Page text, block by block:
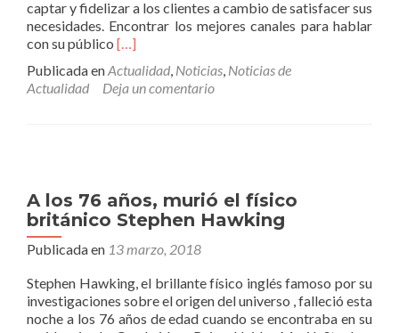
captar y fidelizar a los clientes a cambio de satisfacer sus
necesidades. Encontrar los mejores canales para hablar
con su público Leer
y
recursos
de
tu
[…]
Publicada enActualidad, Noticias, Noticias de
Actualidad
Deja un comentario
A los 76 años, murió el físico
británico Stephen Hawking
Publicada en 13 marzo, 2018
Stephen Hawking, el brillante físico inglés famoso por su
investigaciones sobre el origen del universo , falleció esta
noche a los 76 años de edad cuando se encontraba en su